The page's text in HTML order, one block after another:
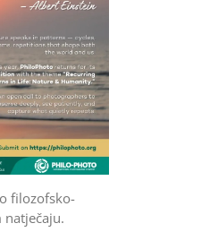
filozofsko-